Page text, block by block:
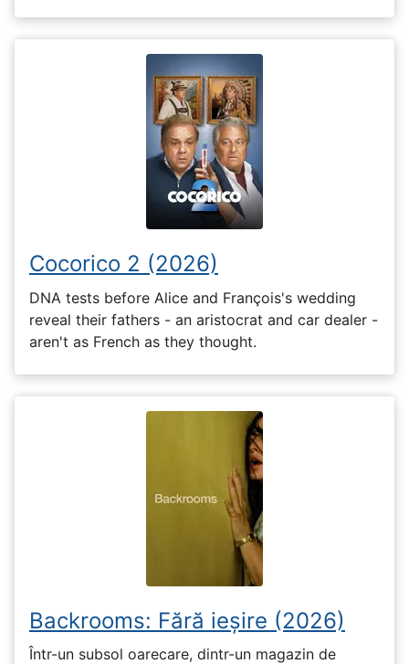
Cocorico 2 (2026)
DNA tests before Alice and François's wedding
reveal their fathers - an aristocrat and car dealer -
aren't as French as they thought.
Backrooms: Fără ieșire (2026)
Într-un subsol oarecare, dintr-un magazin de